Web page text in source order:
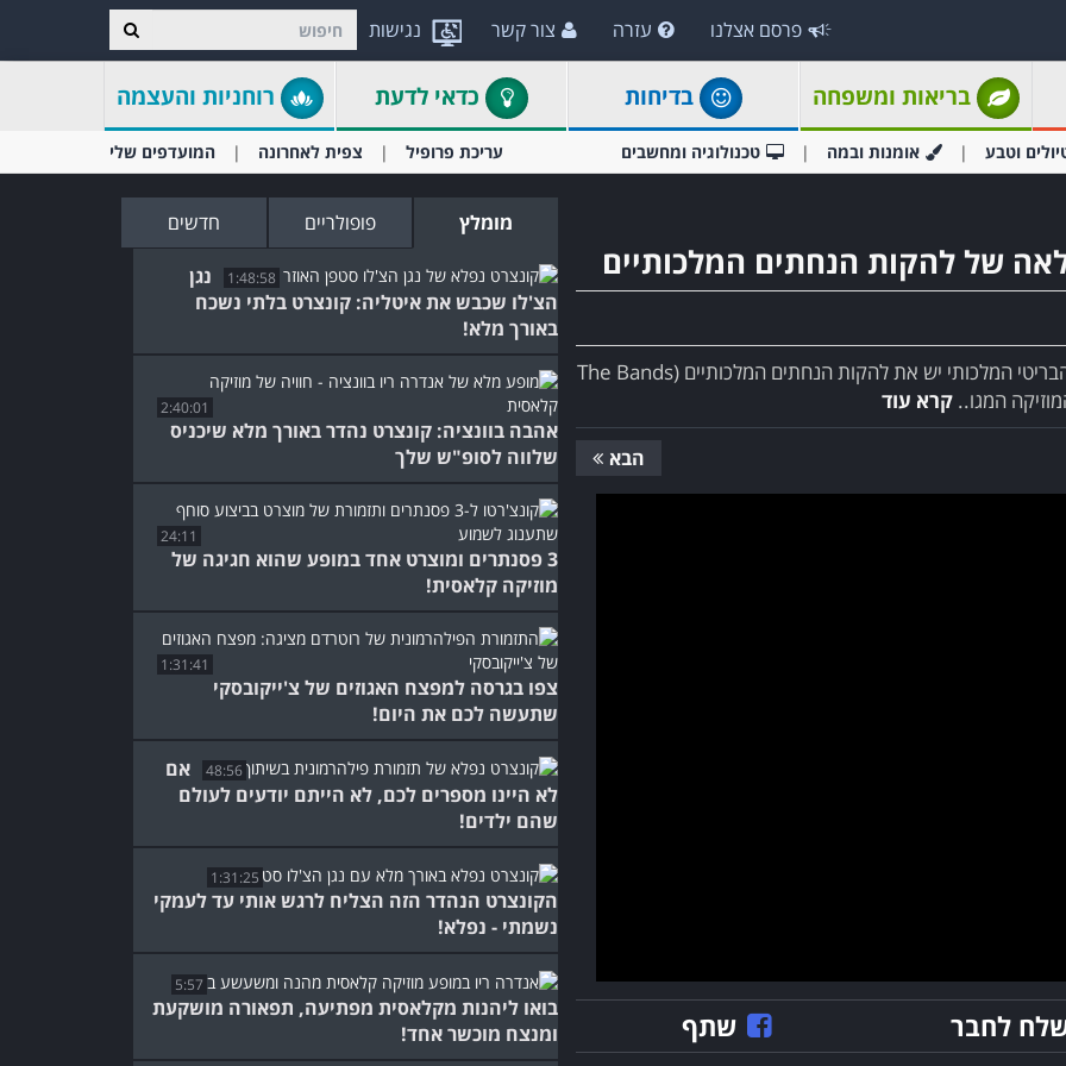
נגישות פרסם אצלנו עזרה צור קשר
בריאות ומשפחה בדיחות כדאי לדעת רוחניות והעצמה
וטבע אומנות ובמה טכנולוגיה ומחשבים עריכת פרופיל צפית לאחרונה המועדפים שלי
של להקות הנחתים המלכותיים
בדיוק כפי שלנו כאן בישראל יש את תזמורת צה"ל, לצי הבריטי המלכותי יש את להקות הנחתים המלכותיים (The Bands
קרא עוד
הבא
לחבר שתף
מומלץ פופולריים חדשים
1:48:58
נגן
הצ'לו שכבש את איטליה: קונצרט בלתי נשכח
באורך מלא!
2:40:01
אהבה בוונציה: קונצרט נהדר באורך מלא שיכניס
שלווה לסופ"ש שלך
24:11
3 פסנתרים ומוצרט אחד במופע שהוא חגיגה של
מוזיקה קלאסית!
1:31:41
צפו בגרסה למפצח האגוזים של צ'ייקובסקי
שתעשה לכם את היום!
48:56
אם
לא היינו מספרים לכם, לא הייתם יודעים לעולם
שהם ילדים!
1:31:25
הקונצרט הנהדר הזה הצליח לרגש אותי עד לעמקי
נשמתי - נפלא!
5:57
בואו ליהנות מקלאסית מפתיעה, תפאורה מושקעת
ומנצח מוכשר אחד!